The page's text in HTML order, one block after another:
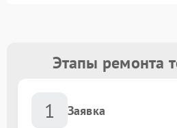
Этапы ремонта
1 Заявка